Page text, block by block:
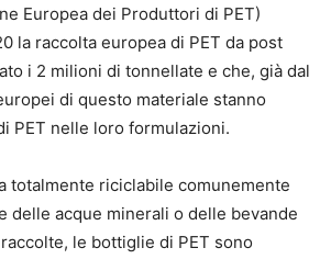
Europea dei Produttori di PET)
la raccolta europea di PET da post
i 2 milioni di tonnellate e che, già dal
di questo materiale stanno
PET nelle loro formulazioni.
totalmente riciclabile comunemente
delle acque minerali o delle bevande
le bottiglie di PET sono